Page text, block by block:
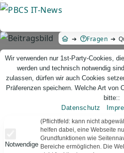
Direkt
Inhalt
Fragen
PBCS IT-News – IT. Web. Einfach.
Quizfrage 2701
Wir verwenden nur 1st-Party-Cookies,
werden und technisch notwendig
zulassen, dürfen wir auch Cookies
Präferenzen speichern. Welche Art von
bitte::
Datenschutz
Notwendige
(Pflichtfeld: kann nicht
helfen dabei, eine Webseite
Grundfunktionen wie
Bereiche ermöglichen. Die